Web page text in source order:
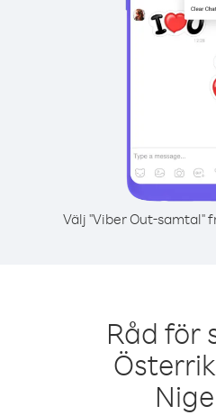
Välj "Viber Out-samtal"
Råd för